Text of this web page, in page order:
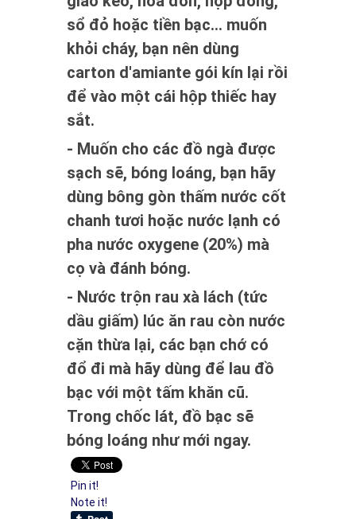
sổ đỏ hoặc tiền bạc... muốn
khỏi cháy, bạn nên dùng
carton d'amiante gói kín lại rồi
để vào một cái hộp thiếc hay
sắt.
- Muốn cho các đồ ngà được
sạch sẽ, bóng loáng, bạn hãy
dùng bông gòn thấm nước cốt
chanh tươi hoặc nước lạnh có
pha nước oxygene (20%) mà
cọ và đánh bóng.
- Nước trộn rau xà lách (tức
dầu giấm) lúc ăn rau còn nước
cặn thừa lại, các bạn chớ có
đổ đi mà hãy dùng để lau đồ
bạc với một tấm khăn cũ.
Trong chốc lát, đồ bạc sẽ
bóng loáng như mới ngay.
Pin it!
Note it!